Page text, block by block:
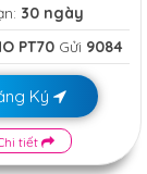
30 ngày
PT70 Gửi 9084
Ký
tiết